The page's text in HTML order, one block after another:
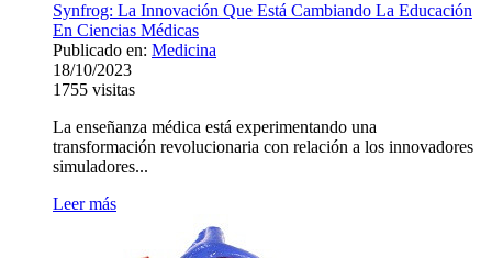
Synfrog: La Innovación Que Está Cambiando La Educación
En Ciencias Médicas
Publicado en: Medicina
18/10/2023
1755 visitas
La enseñanza médica está experimentando una
transformación revolucionaria con relación a los innovadores
simuladores...
Leer más